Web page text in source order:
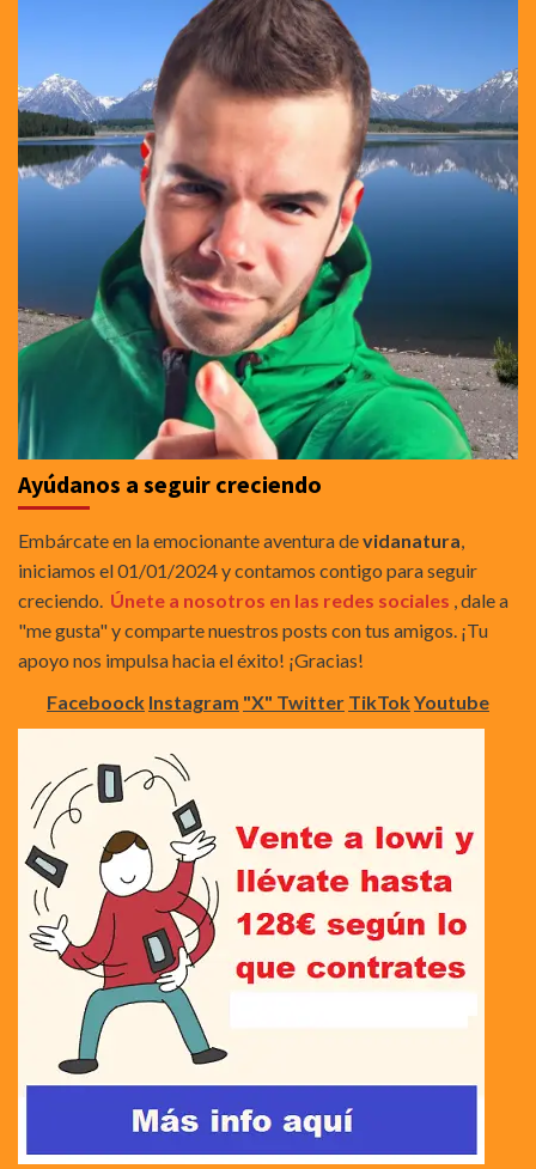
Ayúdanos a seguir creciendo
Embárcate en la emocionante aventura devidanatura
iniciamos el 01/01/2024 y contamos contigo para seguir
creciendo. Únete a nosotros en las redes sociales , dale a
"me gusta" y comparte nuestros posts con tus amigos. ¡Tu
apoyo nos impulsa hacia el éxito! ¡Gracias!
Faceboock Instagram "X" Twitter TikTokYoutube